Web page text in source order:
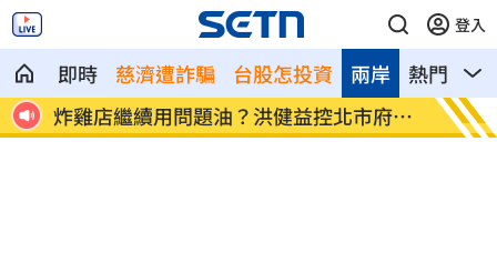
登入
即時 慈濟遭詐騙 台股怎投資 熱門 影
兩岸
運
炸雞店繼續用問題油？洪健益控北市府蓋
牌
老農
淚